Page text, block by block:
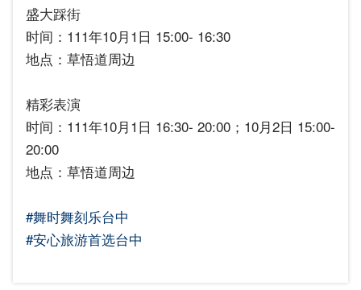
盛大踩街
时间：111年10月1日 15:00- 16:30
地点：草悟道周边
精彩表演
时间：111年10月1日 16:30- 20:00；10月2日 15:00-
20:00
地点：草悟道周边
#舞时舞刻乐台中
#安心旅游首选台中